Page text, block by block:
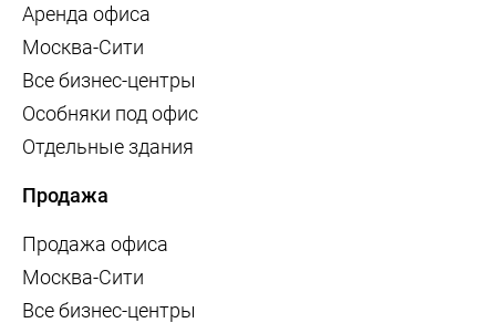
Аренда офиса
Москва-Сити
Все бизнес-центры
Особняки под офис
Отдельные здания
Продажа
Продажа офиса
Москва-Сити
Все бизнес-центры